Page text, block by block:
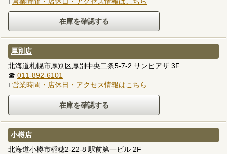
厚別店
北海道札幌市厚別区厚別中央二条5-7-2 サンピアザ 3F
☎ 011-892-6101
ℹ 営業時間・店休日・アクセス情報はこちら
小樽店
北海道小樽市稲穂2-22-8 駅前第一ビル 2F